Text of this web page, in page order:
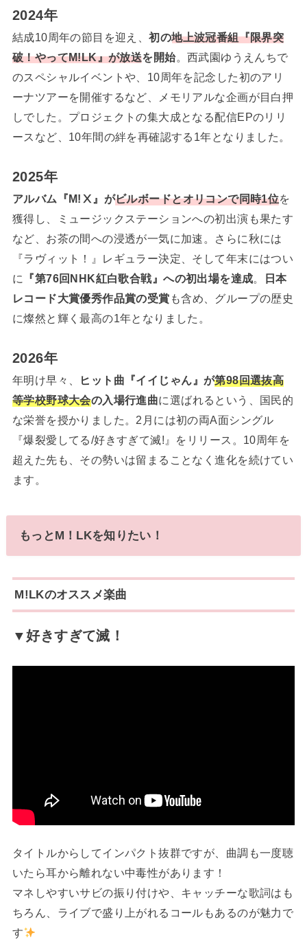
2024年
結成10周年の節目を迎え、初の地上波冠番組『限界突
破！やってM!LK』が放送を開始。西武園ゆうえんちで
のスペシャルイベントや、10周年を記念した初のアリ
ーナツアーを開催するなど、メモリアルな企画が目白押
しでした。プロジェクトの集大成となる配信EPのリリ
ースなど、10年間の絆を再確認する1年となりました。
2025年
アルバム『M!Ⅹ』がビルボードとオリコンで同時1位を
獲得し、ミュージックステーションへの初出演も果たす
など、お茶の間への浸透が一気に加速。さらに秋には
『ラヴィット！』レギュラー決定、そして年末にはつい
に
『第76回NHK紅白歌合戦』への初出場を達成。
日本
レコード大賞優秀作品賞の受賞 も含め、グループの歴史
に燦然と輝く最高の1年となりました。
2026年
年明け早々、 ヒット曲『イイじゃん』が第98回選抜高
等学校野球大会の入場行進曲に選ばれるという、国民的
な栄誉を授かりました。2月には初の両A面シングル
『爆裂愛してる/好きすぎて滅!』をリリース。10周年を
超えた先も、その勢いは留まることなく進化を続けてい
ます。
もっとM！LKを知りたい！
M!LKのオススメ楽曲
▼好きすぎて滅！
タイトルからしてインパクト抜群ですが、曲調も一度聴
いたら耳から離れない中毒性があります！
マネしやすいサビの振り付けや、キャッチーな歌詞はも
ちろん、ライブで盛り上がれるコールもあるのが魅力で
す